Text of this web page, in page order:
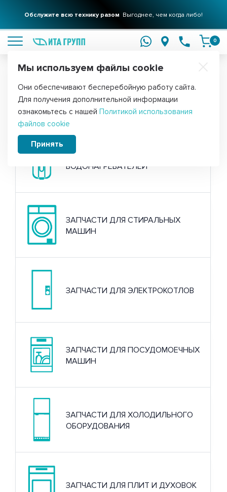
Обслужите всю технику разом Выгоднее, чем когда либо!
0
Главная
Запчасти для бытовой техники
ЗАПЧАСТИ ДЛЯ
ВОДОНАГРЕВАТЕЛЕЙ
ЗАПЧАСТИ ДЛЯ СТИРАЛЬНЫХ
МАШИН
ЗАПЧАСТИ ДЛЯ ЭЛЕКТРОКОТЛОВ
ЗАПЧАСТИ ДЛЯ ПОСУДОМОЕЧНЫХ
МАШИН
ЗАПЧАСТИ ДЛЯ ХОЛОДИЛЬНОГО
ОБОРУДОВАНИЯ
ЗАПЧАСТИ ДЛЯ ПЛИТ И ДУХОВОК
Мы используем файлы cookie
Они обеспечивают бесперебойную работу сайта.
Для получения дополнительной информации
ознакомьтесь с нашей Политикой использования
файлов cookie
Принять